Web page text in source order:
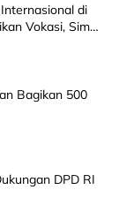
di
Vokasi, Simak
Bagikan 500
DPD RI